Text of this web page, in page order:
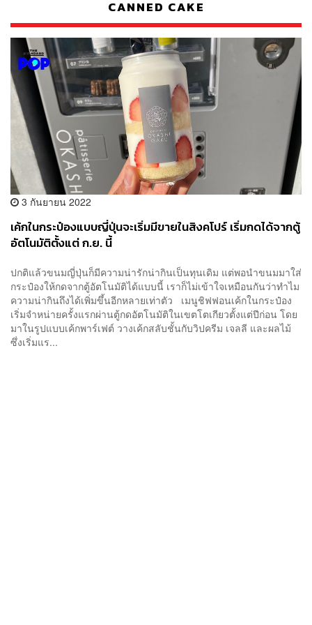
CANNED CAKE
3 กันยายน 2022
เค้กในกระป๋องแบบญี่ปุ่นจะเริ่มมีขายในสิงคโปร์ เริ่มกดได้จากตู้
อัตโนมัติตั้งแต่ ก.ย. นี้
ปกติแล้วขนมญี่ปุ่นก็มีความน่ารักน่ากินเป็นทุนเดิม แต่พอนำขนมมาใส่
กระป๋องให้กดจากตู้อัตโนมัติได้แบบนี้ เราก็ไม่เข้าใจเหมือนกันว่าทำไม
ความน่ากินถึงได้เพิ่มขึ้นอีกหลายเท่าตัว เมนูชิฟฟอนเค้กในกระป๋อง
เริ่มจำหน่ายครั้งแรกผ่านตู้กดอัตโนมัติในเขตโตเกียวตั้งแต่ปีก่อน โดย
มาในรูปแบบเค้กพาร์เฟต์ วางเค้กสลับชั้นกับวิปครีม เจลลี และผลไม้
ซึ่งเริ่มแร...